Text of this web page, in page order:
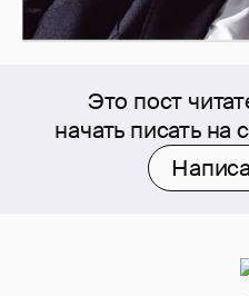
Это пост
начать писать